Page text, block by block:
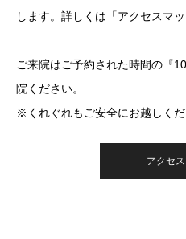
します。詳しくは「アクセスマ
ご来院はご予約された時間の『
院ください。
※くれぐれもご安全にお越しくだ
アクセ